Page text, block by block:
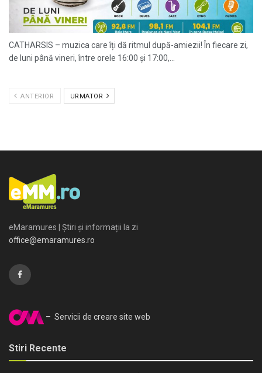
CATHARSIS – muzica care îți dă ritmul după-amiezii! În fiecare zi,
de luni până vineri, între orele 16:00 și 17:00,...
ANTERIOR URMATOR
eMaramures | Știri și informații la zi
office@emaramures.ro
– Servicii de creare site web
Stiri Recente